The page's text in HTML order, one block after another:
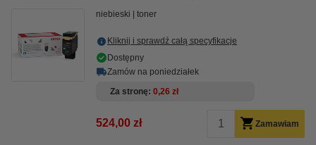
niebieski toner
Kliknij i sprawdź całą specyfikacje
Dostępny
Zamów na poniedziałek
Za stronę 0,26 zł
524,00 zł Zamawiam